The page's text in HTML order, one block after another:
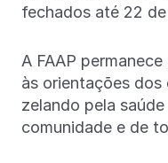
fechados até 22 de
A FAAP
às orientações
zelando pela
comunidade e de